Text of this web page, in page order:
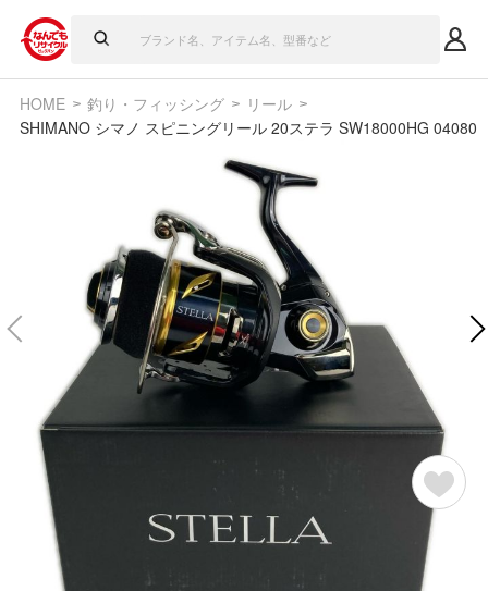
HOME 釣り・フィッシング
リール
SHIMANO シマノ スピニングリール 20ステラ SW18000HG 04080